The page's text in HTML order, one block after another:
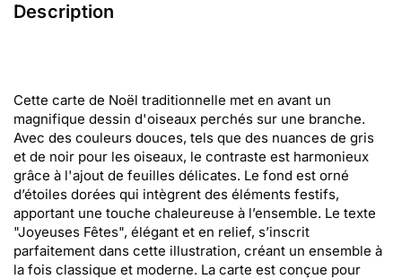
Description
Cette carte de Noël traditionnelle met en avant un
magnifique dessin d'oiseaux perchés sur une branche.
Avec des couleurs douces, tels que des nuances de gris
et de noir pour les oiseaux, le contraste est harmonieux
grâce à l'ajout de feuilles délicates. Le fond est orné
d’étoiles dorées qui intègrent des éléments festifs,
apportant une touche chaleureuse à l’ensemble. Le texte
"Joyeuses Fêtes", élégant et en relief, s’inscrit
parfaitement dans cette illustration, créant un ensemble à
la fois classique et moderne. La carte est conçue pour